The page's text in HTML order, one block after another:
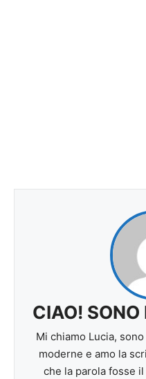
CIAO! SONO
Mi chiamo Lucia,
moderne e amo la
che la parola fosse